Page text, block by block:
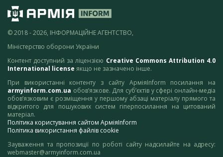
© 2018 - 2026, ІНФОРМАЦІЙНЕ АГЕНТСТВО,
Міністерство оборони України
Контент доступний за ліцензією Creative Commons Attribution 4.0
International license якщо не зазначено інше.
При використанні контенту з сайту АрміяInform посилання на
armyinform.com.ua обов’язкове. Для суб’єктів у сфері онлайн-медіа
обов’язковим є розміщення у першому абзаці матеріалу прямого та
відкритого для пошукових систем гіперпосилання на цитований
матеріал.
Політика користування сайтом АрміяInform
Політика використання файлів cookie
Зауваження та пропозиції по роботі сайту надсилайте на адресу:
webmaster@armyinform.com.ua